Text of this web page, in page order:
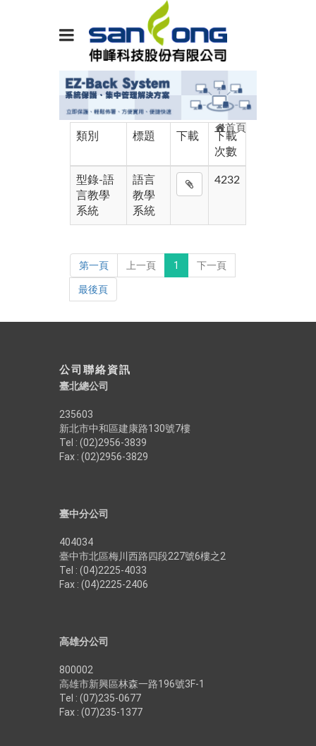
首頁
類別 標題 下載
下載
次數
型錄-語
言教學
系統
語言
教學
系統
4232
第一頁 上一頁 1 下一頁
最後頁
公司聯絡資訊
臺北總公司
235603
新北市中和區建康路130號7樓
Tel : (02)2956-3839
Fax : (02)2956-3829
臺中分公司
404034
臺中市北區梅川西路四段227號6樓之2
Tel : (04)2225-4033
Fax : (04)2225-2406
高雄分公司
800002
高雄市新興區林森一路196號3F-1
Tel : (07)235-0677
Fax : (07)235-1377